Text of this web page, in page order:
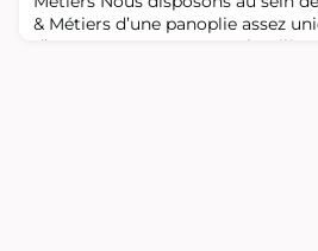
& Métiers d’une panoplie assez
d’acteurs accompagnant les